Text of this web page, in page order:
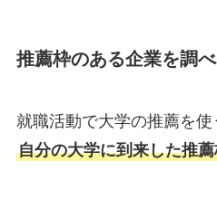
推薦枠のある企業を調
就職活動で大学の推薦を
自分の大学に到来した推